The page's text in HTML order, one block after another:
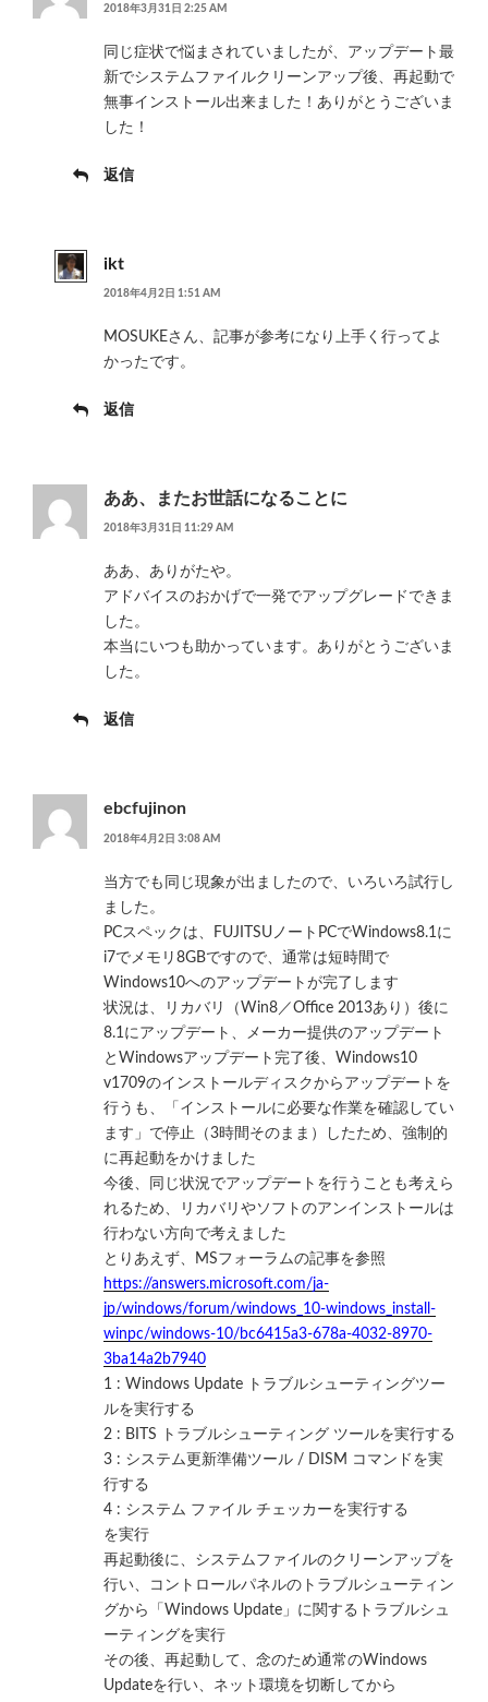
2018年3月31日 2:25 AM
同じ症状で悩まされていましたが、アップデート最
新でシステムファイルクリーンアップ後、再起動で
無事インストール出来ました！ありがとうございま
した！
返信
ikt
2018年4月2日 1:51 AM
MOSUKEさん、記事が参考になり上手く行ってよ
かったです。
返信
ああ、またお世話になることに
2018年3月31日 11:29 AM
ああ、ありがたや。
アドバイスのおかげで一発でアップグレードできま
した。
本当にいつも助かっています。ありがとうございま
した。
返信
ebcfujinon
2018年4月2日 3:08 AM
当方でも同じ現象が出ましたので、いろいろ試行し
ました。
PCスペックは、FUJITSUノートPCでWindows8.1に
i7でメモリ8GBですので、通常は短時間で
Windows10へのアップデートが完了します
状況は、リカバリ（Win8／Office 2013あり）後に
8.1にアップデート、メーカー提供のアップデート
とWindowsアップデート完了後、Windows10
v1709のインストールディスクからアップデートを
行うも、「インストールに必要な作業を確認してい
ます」で停止（3時間そのまま）したため、強制的
に再起動をかけました
今後、同じ状況でアップデートを行うことも考えら
れるため、リカバリやソフトのアンインストールは
行わない方向で考えました
とりあえず、MSフォーラムの記事を参照
https://answers.microsoft.com/ja-
jp/windows/forum/windows_10-windows_install-
winpc/windows-10/bc6415a3-678a-4032-8970-
3ba14a2b7940
1 : Windows Update トラブルシューティングツー
ルを実行する
2 : BITS トラブルシューティング ツールを実行する
3 : システム更新準備ツール / DISM コマンドを実
行する
4 : システム ファイル チェッカーを実行する
を実行
再起動後に、システムファイルのクリーンアップを
行い、コントロールパネルのトラブルシューティン
グから「Windows Update」に関するトラブルシュ
ーティングを実行
その後、再起動して、念のため通常のWindows
Updateを行い、ネット環境を切断してから